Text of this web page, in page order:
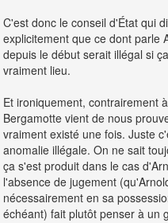
C'est donc le conseil d'État qui
explicitement que ce dont parle
depuis le début serait illégal si
vraiment lieu.
Et ironiquement, contrairement
Bergamotte vient de nous
vraiment existé une fois. Juste
anomalie illégale. On ne sait
ça s'est produit dans le cas
l'absence de jugement
nécessairement en sa
échéant) fait plutôt penser à un